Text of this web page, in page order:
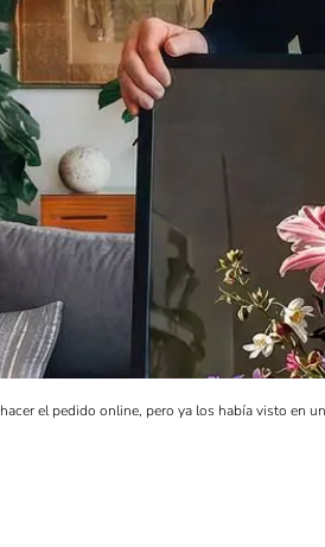
hacer el pedido online, pero ya los había visto en